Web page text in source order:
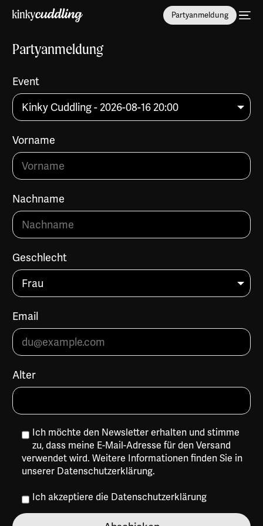
Partyanmeldung
Partyanmeldung
Event
Vorname
Nachname
Geschlecht
Email
Alter
Ich möchte den Newsletter erhalten und stimme
zu, dass meine E-Mail-Adresse für den Versand
verwendet wird. Weitere Informationen finden Sie in
unserer Datenschutzerklärung.
Ich akzeptiere die Datenschutzerklärung